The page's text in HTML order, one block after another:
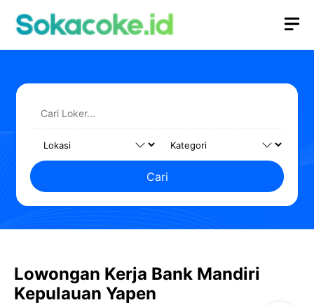
Cari
Lowongan Kerja Bank Mandiri
Kepulauan Yapen